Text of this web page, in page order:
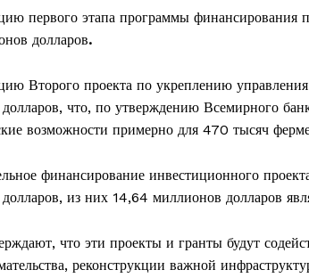
первого этапа программы
долларов.
Второго проекта по укреплению
что, по утверждению Всемирного
возможности примерно для 470 тысяч
финансирование инвестиционного
из них 14,64 миллионов долларов
что эти проекты и гранты будут
реконструкции важной